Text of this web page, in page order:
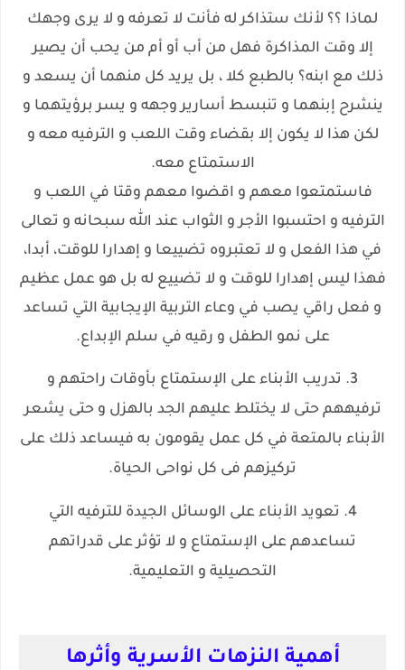
لماذا ؟؟ لأنك ستذاكر له فأنت لا تعرفه و لا يرى وجهك
إلا وقت المذاكرة فهل من أب أو أم من يحب أن يصير
ذلك مع ابنه؟ بالطبع كلا ، بل يريد كل منهما أن يسعد و
ينشرح إبنهما و تنبسط أسارير وجهه و يسر برؤيتهما و
لكن هذا لا يكون إلا بقضاء وقت اللعب و الترفيه معه و
الاستمتاع معه.
فاستمتعوا معهم و اقضوا معهم وقتا في اللعب و
الترفيه و احتسبوا الأجر و الثواب عند الله سبحانه و تعالى
في هذا الفعل و لا تعتبروه تضييعا و إهدارا للوقت، أبدا،
فهذا ليس إهدارا للوقت و لا تضييع له بل هو عمل عظيم
و فعل راقي يصب في وعاء التربية الإيجابية التي تساعد
على نمو الطفل و رقيه في سلم الإبداع.
3. تدريب الأبناء على الإستمتاع بأوقات راحتهم و
ترفيههم حتى لا يختلط عليهم الجد بالهزل و حتى يشعر
الأبناء بالمتعة في كل عمل يقومون به فيساعد ذلك على
تركيزهم فى كل نواحى الحياة.
4. تعويد الأبناء على الوسائل الجيدة للترفيه التي
تساعدهم على الإستمتاع و لا تؤثر على قدراتهم
التحصيلية و التعليمية.
أهمية النزهات الأسرية وأثرها